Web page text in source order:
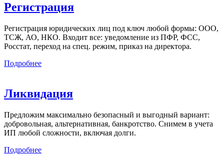
Регистрация
Регистрация юридических лиц под ключ любой формы: ООО,
ТСЖ, АО, НКО. Входит все: уведомление из ПФР, ФСС,
Росстат, переход на спец. режим, приказ на директора.
Подробнее
Ликвидация
Предложим максимально безопасный и выгодный вариант:
добровольная, альтернативная, банкротство. Снимем в учета
ИП любой сложности, включая долги.
Подробнее